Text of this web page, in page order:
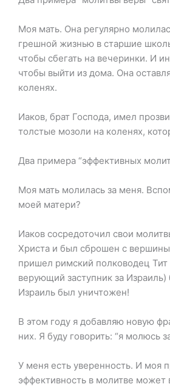
Моя мать. Она регулярно
грешной жизнью в старшие
чтобы сбегать на вечеринки. И
чтобы выйти из дома. Она
коленях.
Иаков, брат Господа, имел
толстые мозоли на коленях,
Два примера “эффективных
Моя мать молилась за меня.
моей матери?
Иаков сосредоточил свои
Христа и был сброшен с
пришел римский полководец
верующий заступник за
Израиль был уничтожен!
В этом году я добавляю новую
них. Я буду говорить: “я молюсь
У меня есть уверенность. И моя
эффективность в молитве может